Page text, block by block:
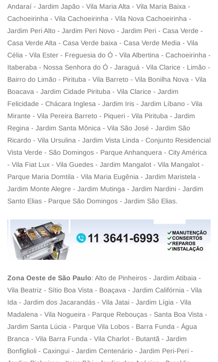
Andaraí - Jardim Japão - Vila Maria Alta - Vila Maria Baixa -
Cachoeirinha - Vila Cachoeirinha - Vila Nova Cachoeirinha -
Jardim Peri Alto - Jardim Peri Novo - Jardim Peri - Casa Verde -
Casa Verde Alta - Casa Verde baixa - Casa Verde Media - Vila
Célia - Vila Ester - Freguesia do Ó - Vila Albertina - Cachoeirinha -
Itaberaba - Nossa Senhora do Ó - Jaraguá - Vila Clarice - Limão -
Bairro do Limão - Pirituba - Vila Barreto - Vila Bonilha Nova - Vila
Boacava - Jardim Cidade Pirituba - Vila Clarice - Jardim
Felicidade - Chácara Inglesa - Jardim Iris - Jardim Líbano - Vila
Mirante - Vila Pereira Barreto - Piqueri - Vila Pirituba - Jardim
Regina - Jardim Santa Mônica - Vila São José - Jardim São
Ricardo - Vila Ursulina - Jardim Vista Linda - Conjunto Residencial
Vista Verde - São Domingos - Parque Anhanquera - City América
- Vila Fiat Lux - Vila Guedes - Jardim Mangalot - Vila Mangalot -
Parque Maria Domtila - Vila Maria Eugênia - Jardim Maristela -
Jardim Monte Alegre - Jardim Mutinga - Jardim Nardini - Jardim
Santo Elias - Parque São Domingos - Jardim São Elias.
Zona Oeste de São Paulo: Alto de Pinheiros - Jardim Atibaia -
Vila Beatriz - Sítio Boa Vista - Boaçava - Jardim Califórnia - Vila
Ida - Jardim dos Jacarandás - Vila Jatai - Jardim Lígia - Vila
Madalena - Vila Nogueira - Parque Rebouças - Santa Boa Vista -
Jardim Santa Lúcia - Parque Vila Lobos - Barra Funda - Água
Branca - Vila Barra Funda - Vila Charlot - Butantã - Jardim
Bonfiglioli - Caxingui - Jardim Centenário - Jardim Peri-Peri -